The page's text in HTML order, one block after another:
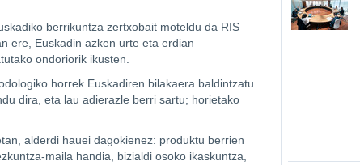
berrikuntza zertxobait moteldu da RIS
ere, Euskadin azken urte eta erdian
ondoriorik ikusten.
horrek Euskadiren bilakaera baldintzatu
dira, eta lau adierazle berri sartu; horietako
alderdi hauei dagokienez: produktu berrien
maila handia, bizialdi osoko ikaskuntza,